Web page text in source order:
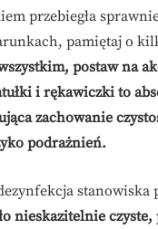
przebiegła
pamiętaj o
postaw na
i rękawiczki to
zachowanie
podrażnień.
stanowiska
nieskazitelnie czyste,